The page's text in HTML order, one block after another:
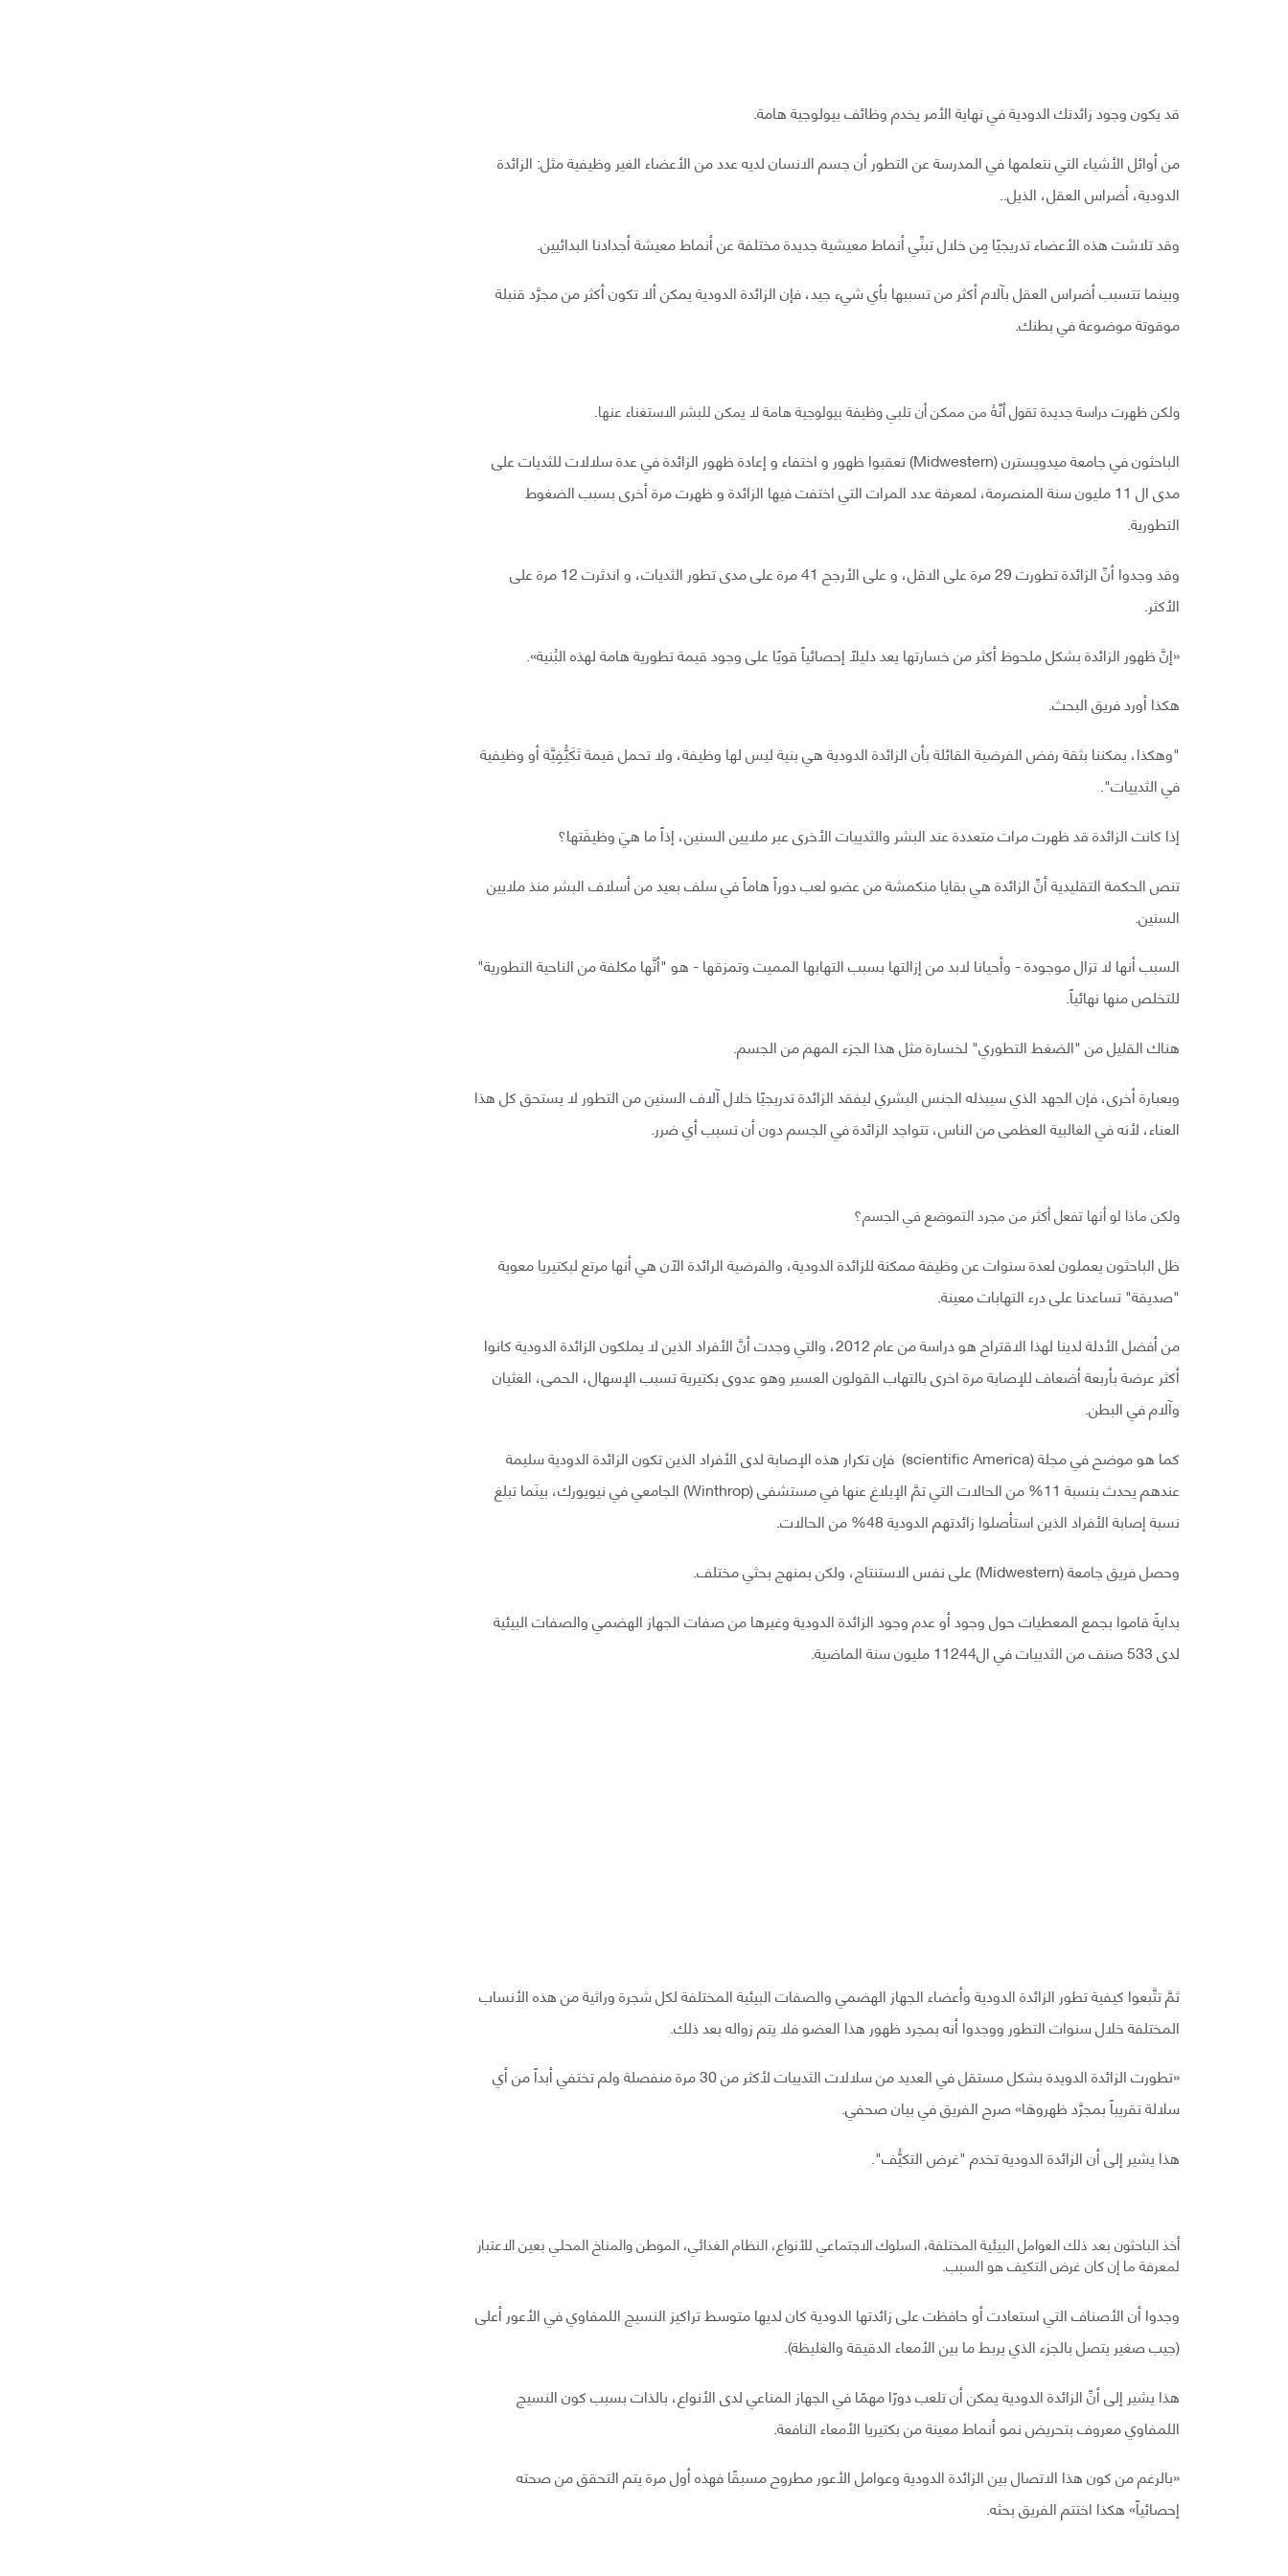
قد يكون وجود زائدتك الدودية في نهاية الأمر يخدم وظائف بيولوجية هامة.
من أوائل الأشياء التي نتعلمها في المدرسة عن التطور أن جسم الانسان لديه عدد من الأعضاء الغير وظيفية مثل: الزائدة
الدودية، أضراس العقل، الذيل..
وقد تلاشت هذه الأعضاء تدريجيًا مِن خلال تبنِّي أنماط معيشية جديدة مختلفة عن أنماط معيشة أجدادنا البدائيين.
وبينما تتسبب أضراس العقل بآلام أكثر من تسببها بأي شيء جيد، فإن الزائدة الدودية يمكن ألا تكون أكثر من مجرَّد قنبلة
موقوتة موضوعة في بطنك.
ولكن ظهرت دراسة جديدة تقول أنَّهُ من ممكن أن تلبي وظيفة بيولوجية هامة لا يمكن للبشر الاستغناء عنها.
الباحثون في جامعة ميدويسترن (Midwestern) تعقبوا ظهور و اختفاء و إعادة ظهور الزائدة في عدة سلالات للثديات على
مدى ال 11 مليون سنة المنصرمة، لمعرفة عدد المرات التي اختفت فيها الزائدة و ظهرت مرة أخرى بسبب الضغوط
التطورية.
وقد وجدوا أنِّ الزائدة تطورت 29 مرة على الاقل، و على الأرجح 41 مرة على مدى تطور الثديات، و اندثرت 12 مرة على
الأكثر.
«إنَّ ظهور الزائدة بشكل ملحوظ أكثر من خسارتها يعد دليلًا إحصائياً قويًا على وجود قيمة تطورية هامة لهذه البُنية».
هكذا أورد فريق البحث.
"وهكذا، يمكننا بثقة رفض الفرضية القائلة بأن الزائدة الدودية هي بنية ليس لها وظيفة، ولا تحمل قيمة تَكَيُّفِيَّة أو وظيفية
في الثدييات".
إذا كانت الزائدة قد ظهرت مرات متعددة عند البشر والثدييات الأخرى عبر ملايين السنين، إذاً ما هيَ وظيفَتها؟
تنص الحكمة التقليدية أنِّ الزائدة هي بقايا منكمشة من عضو لعب دوراً هاماً في سلف بعيد من أسلاف البشر منذ ملايين
السنين.
السبب أنها لا تزال موجودة - وأحيانا لابد من إزالتها بسبب التهابها المميت وتمزقها - هو "أنَّها مكلفة من الناحية التطورية"
للتخلص منها نهائياً.
هناك القليل من "الضغط التطوري" لخسارة مثل هذا الجزء المهم من الجسم.
وبعبارة أخرى، فإن الجهد الذي سيبذله الجنس البشري ليفقد الزائدة تدريجيًا خلال آلاف السنين من التطور لا يستحق كل هذا
العناء، لأنه في الغالبية العظمى من الناس، تتواجد الزائدة في الجسم دون أن تسبب أي ضرر.
ولكن ماذا لو أنها تفعل أكثر من مجرد التموضع في الجسم؟
ظل الباحثون يعملون لعدة سنوات عن وظيفة ممكنة للزائدة الدودية، والفرضية الرائدة الاّن هي أنها مرتع لبكتيريا معوية
"صديقة" تساعدنا على درء التهابات معينة.
من أفضل الأدلة لدينا لهذا الاقتراح هو دراسة من عام 2012، والتي وجدت أنَّ الأفراد الذين لا يملكون الزائدة الدودية كانوا
أكثر عرضة بأربعة أضعاف للإصابة مرة اخرى بالتهاب القولون العسير وهو عدوى بكتيرية تسبب الإسهال، الحمى، الغثيان
وآلام في البطن.
كما هو موضح في مجلة (scientific America) فإن تكرار هذه الإصابة لدى الأفراد الذين تكون الزائدة الدودية سليمة
عندهم يحدث بنسبة 11% من الحالات التي تمَّ الإبلاغ عنها في مستشفى (Winthrop) الجامعي في نيويورك، بينَما تبلغ
نسبة إصابة الأفراد الذين استأصلوا زائدتهم الدودية 48% من الحالات.
وحصل فريق جامعة (Midwestern) على نفس الاستنتاج، ولكن بمنهج بحثي مختلف.
بدايةً قاموا بجمع المعطيات حول وجود أو عدم وجود الزائدة الدودية وغيرها من صفات الجهاز الهضمي والصفات البيئية
لدى 533 صنف من الثدييات في ال11244 مليون سنة الماضية.
ثمَّ تتَّبعوا كيفية تطور الزائدة الدودية وأعضاء الجهاز الهضمي والصفات البيئية المختلفة لكل شجرة وراثية من هذه الأنساب
المختلفة خلال سنوات التطور ووجدوا أنه بمجرد ظهور هذا العضو فلا يتم زواله بعد ذلك.
«تطورت الزائدة الدويدة بشكل مستقل في العديد من سلالات الثدييات لأكثر من 30 مرة منفصلة ولم تختفي أبداً من أي
سلالة تقريباً بمجرَّد ظهروهَا» صرح الفريق في بيان صحفي.
هذا يشير إلى أن الزائدة الدودية تخدم "غرض التكيُّف".
أخذ الباحثون بعد ذلك العوامل البيئية المختلفة، السلوك الاجتماعي للأنواع، النظام الغذائي، الموطن والمناخ المحلي بعين الاعتبار
لمعرفة ما إن كان غرض التكيف هو السبب.
وجدوا أن الأصناف التي استعادت أو حافظت على زائدتها الدودية كان لديها متوسط تراكيز النسيج اللمفاوي في الأعور أعلى
(جيب صغير يتصل بالجزء الذي يربط ما بين الأمعاء الدقيقة والغليظة).
هذا يشير إلى أنِّ الزائدة الدودية يمكن أن تلعب دورًا مهمًا في الجهاز المناعي لدى الأنواع، بالذات بسبب كون النسيج
اللمفاوي معروف بتحريض نمو أنماط معينة من بكتيريا الأمعاء النافعة.
«بالرغم من كون هذا الاتصال بين الزائدة الدودية وعوامل الأعور مطروح مسبقًا فهذه أول مرة يتم التحقق من صحته
إحصائياً» هكذا اختتم الفريق بحثه.